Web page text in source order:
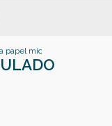
papel micro ondulado